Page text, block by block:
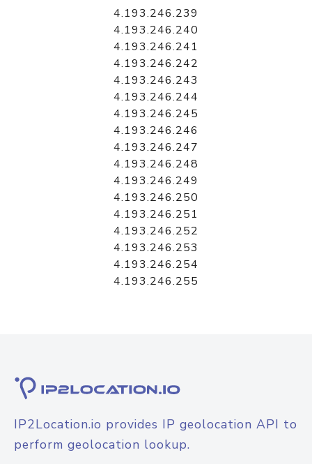
4.193.246.239
4.193.246.240
4.193.246.241
4.193.246.242
4.193.246.243
4.193.246.244
4.193.246.245
4.193.246.246
4.193.246.247
4.193.246.248
4.193.246.249
4.193.246.250
4.193.246.251
4.193.246.252
4.193.246.253
4.193.246.254
4.193.246.255
IP2Location.io provides IP geolocation API to
perform geolocation lookup.